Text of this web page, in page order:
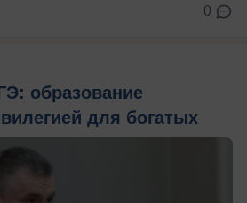
0
образование
для богатых